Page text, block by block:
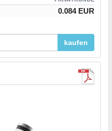
0.084 EUR
kaufen